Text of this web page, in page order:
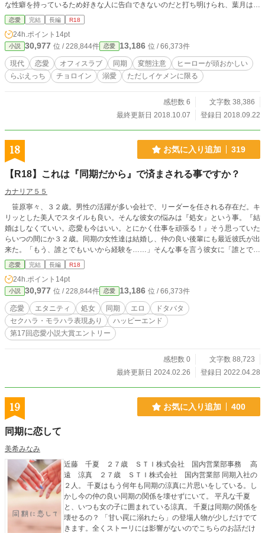
な性癖を持っているため好きな人に告白できないのだと打ち明けられ、葉月は友
人として彼を励まそうと思い立つ。 その性癖には正直ドン引きだったが、今日
はエイプリルフール。「私は全然アリだと思う！」と嘘をついたところ、事態は
とんでもない方向に転がり始め――。 恋に疎いミーハーOLと、そんな彼女を５
年も想い続けていたハイスペックイケメン露出狂のラブコメディ。
恋愛 完結 長編 R18
24h.ポイント 14pt
小説 30,977 位 / 228,844件 恋愛 13,186 位 / 66,373件
現代 恋愛 オフィスラブ 同期 変態注意
ヒーローが頭おかしい
らぶえっち
チョロイン 溺愛 ただしイケメンに限る
感想数 6
文字数 38,386
最終更新日 2018.10.07
登録日 2018.09.22
18 お気に入り追加 319
【R18】これは『同期だから』で済まされる事ですか？
カナリア５５
笹原寧々、３２歳。男性の活躍が多い会社で、リーダーを任される存在だ。キ
リッとした美人でスタイルも良い。そんな彼女の悩みは『処女』という事。『結
婚はしなくていい。恋愛も今はいい。とにかく仕事を頑張る！』そう思っていた
らいつの間にか３２歳。同期の女性達は結婚し、仲の良い後輩にも最近彼氏が出
来た。「もう、誰とでもいいから経験を……」そんな事を言う彼女に「誰とでも
いいとか言うな！ 俺がやってやる」と言ったのは、同期の本郷だった。『同期
だから心配なんだ！』と力説する本郷に押され、寧々は一緒にホテルに行ってし
まったのだが……。※ご注意ください※エッチシーンは予告無しに入っていま
す。ハラスメント表現があります。『餌付けした少年が大人になってやってき
た』のスピンオフ的お話です。読んでいなくても大丈夫ですが、もしよろしけれ
ばそちらの方もお願い致します。 ※第17回恋愛小説大賞にエントリーしまし
た。 ※小説家になろう様にも掲載してます。
恋愛 完結 長編 R18
24h.ポイント 14pt
小説 30,977 位 / 228,844件 恋愛 13,186 位 / 66,373件
恋愛 エタニティ 処女 同期 エロ
ドタバタ
セクハラ・モラハラ表現あり
ハッピーエンド
第17回恋愛小説大賞エントリー
感想数 0
文字数 88,723
最終更新日 2024.02.26
登録日 2022.04.28
19 お気に入り追加 400
同期に恋して
美希みなみ
近藤 千夏 ２７歳 ＳＴＩ株式会社 国内営業部事務 高
遠 涼真 ２７歳 ＳＴＩ株式会社 国内営業部 同期入社の
２人。 千夏はもう何年も同期の涼真に片思いをしている。し
かし今の仲の良い同期の関係を壊せずにいて。 平凡な千夏
と、いつも女の子に囲まれている涼真。 千夏は同期の関係を
壊せるの？ 「甘い罠に溺れたら」の登場人物が少しだけでて
きます。全くストーリには影響がないのでこちらのお話だけ